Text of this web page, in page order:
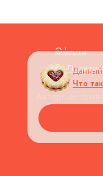
Оферта
Данный
Что